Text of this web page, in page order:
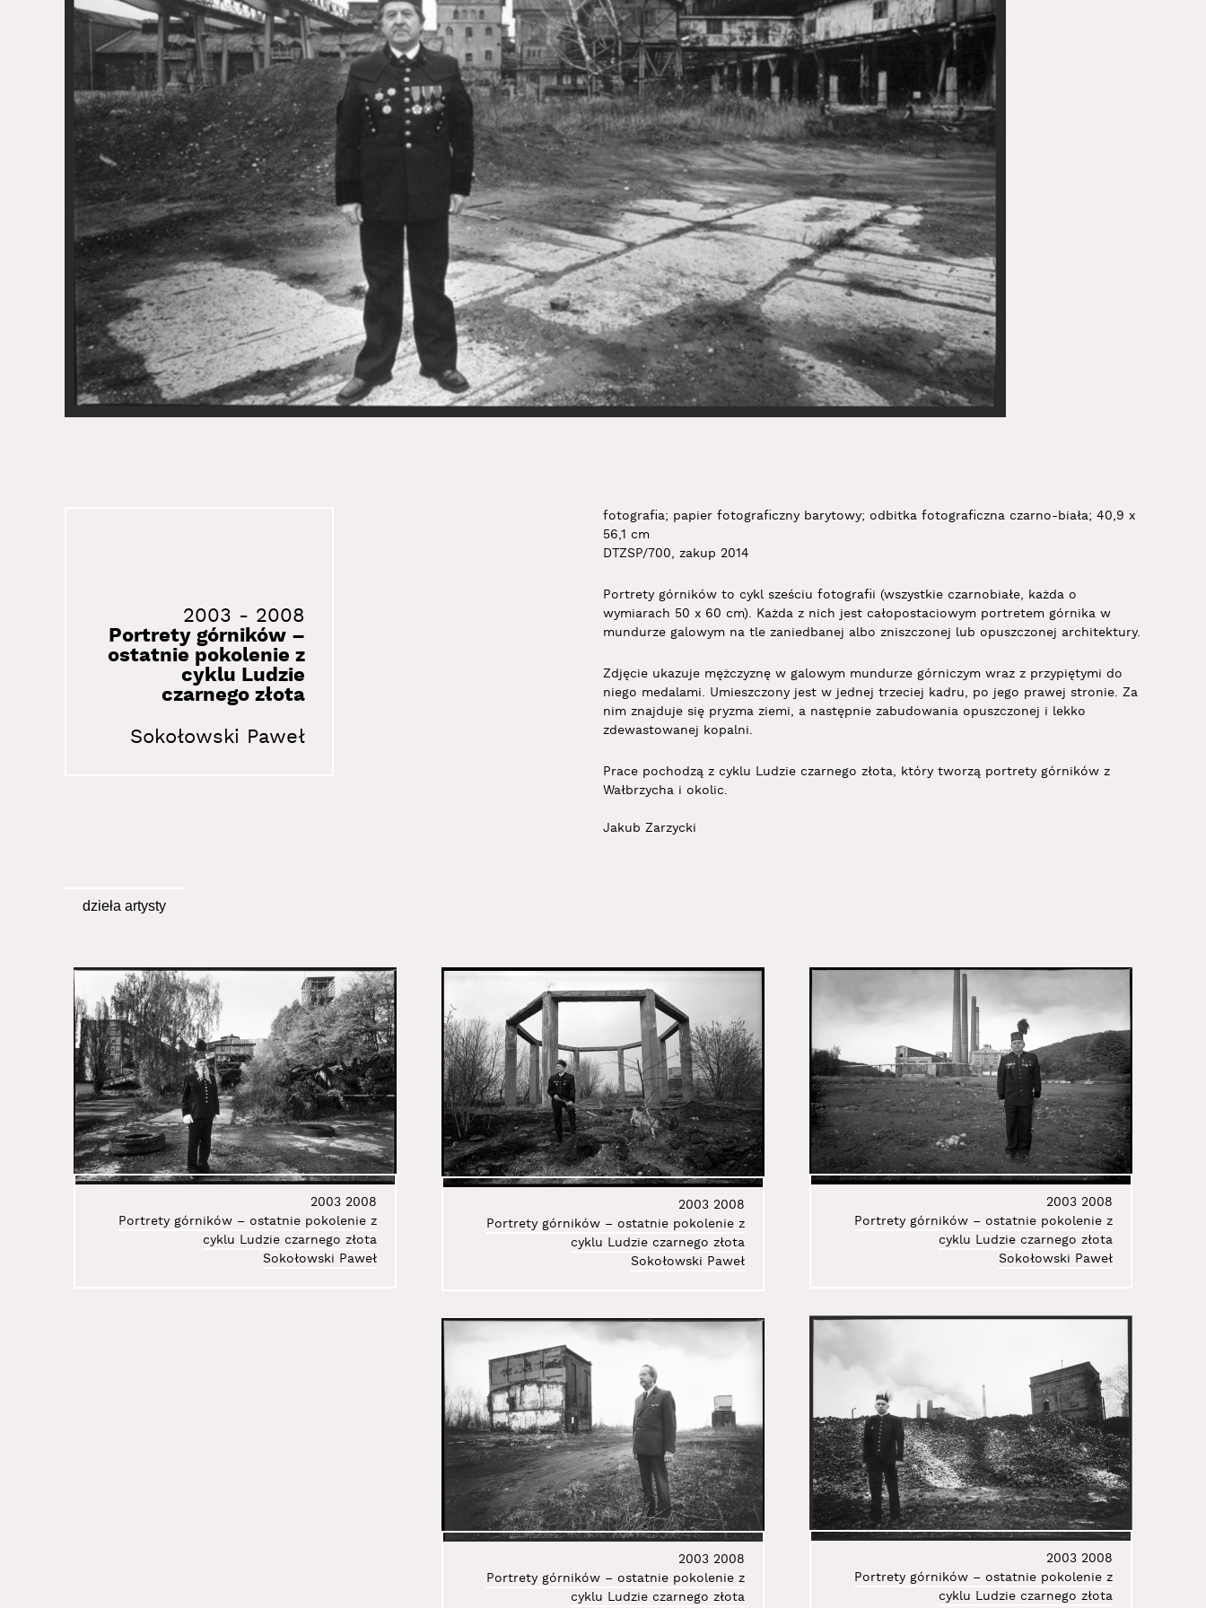
2003 - 2008
Portrety górników –
ostatnie pokolenie z
cyklu Ludzie
czarnego złota
Sokołowski Paweł
fotografia; papier fotograficzny barytowy; odbitka fotograficzna czarno-biała; 40,9 x
56,1 cm
DTZSP/700, zakup 2014
Portrety górników to cykl sześciu fotografii (wszystkie czarnobiałe, każda o
wymiarach 50 x 60 cm). Każda z nich jest całopostaciowym portretem górnika w
mundurze galowym na tle zaniedbanej albo zniszczonej lub opuszczonej architektury.
Zdjęcie ukazuje mężczyznę w galowym mundurze górniczym wraz z przypiętymi do
niego medalami. Umieszczony jest w jednej trzeciej kadru, po jego prawej stronie. Za
nim znajduje się pryzma ziemi, a następnie zabudowania opuszczonej i lekko
zdewastowanej kopalni.
Prace pochodzą z cyklu Ludzie czarnego złota, który tworzą portrety górników z
Wałbrzycha i okolic.
Jakub Zarzycki
dzieła artysty
2003 2008
Portrety górników – ostatnie pokolenie z
cyklu Ludzie czarnego złota
Sokołowski Paweł
2003 2008
Portrety górników – ostatnie pokolenie z
cyklu Ludzie czarnego złota
Sokołowski Paweł
2003 2008
Portrety górników – ostatnie pokolenie z
cyklu Ludzie czarnego złota
2003 2008
Portrety górników – ostatnie pokolenie z
cyklu Ludzie czarnego złota
Sokołowski Paweł
2003 2008
Portrety górników – ostatnie pokolenie z
cyklu Ludzie czarnego złota